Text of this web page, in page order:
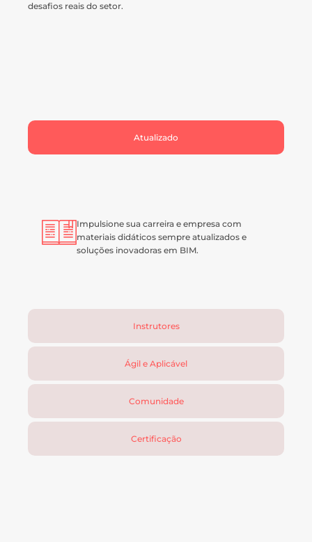
desafios reais do setor.
Atualizado
Instrutores
Ágil e Aplicável
Comunidade
Certificação
Impulsione sua carreira e empresa com
materiais didáticos sempre atualizados e
soluções inovadoras em BIM.